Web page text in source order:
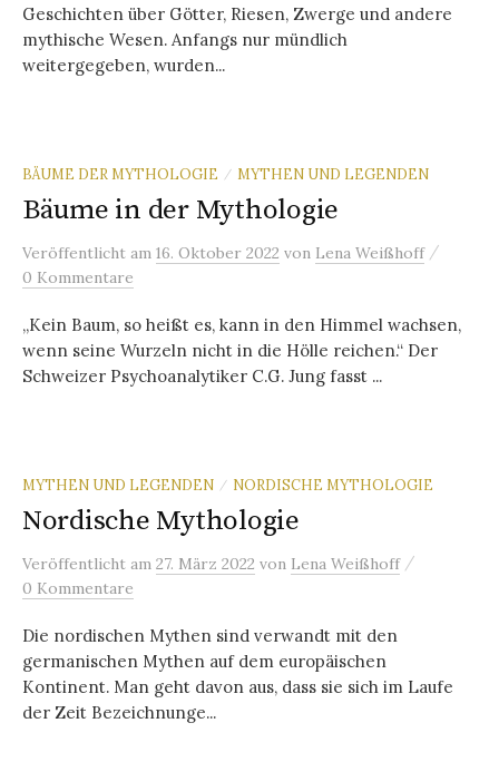
Geschichten über Götter, Riesen, Zwerge und andere
mythische Wesen. Anfangs nur mündlich
weitergegeben, wurden...
BÄUME DER MYTHOLOGIE / MYTHEN UND LEGENDEN
Bäume in der Mythologie
Veröffentlicht am 16. Oktober 2022 von Lena Weißhoff /
0 Kommentare
„Kein Baum, so heißt es, kann in den Himmel wachsen,
wenn seine Wurzeln nicht in die Hölle reichen.“ Der
Schweizer Psychoanalytiker C.G. Jung fasst ...
MYTHEN UND LEGENDEN / NORDISCHE MYTHOLOGIE
Nordische Mythologie
Veröffentlicht am 27. März 2022 von Lena Weißhoff /
0 Kommentare
Die nordischen Mythen sind verwandt mit den
germanischen Mythen auf dem europäischen
Kontinent. Man geht davon aus, dass sie sich im Laufe
der Zeit Bezeichnunge...